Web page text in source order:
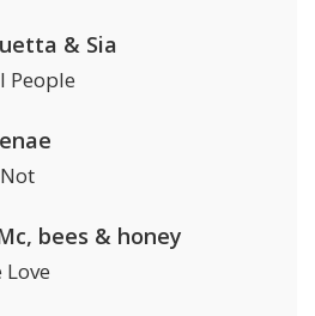
& Sia
People
bees & honey
Love